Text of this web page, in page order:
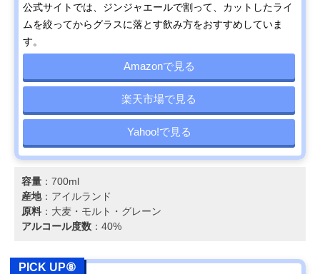
公式サイトでは、ジンジャエールで割って、カットしたライ
ムを絞ってからグラスに落とす飲み方をおすすめしていま
す。
Amazonで見る
楽天市場で見る
Yahoo!で見る
容量 ：700ml
産地：アイルランド
原料 ：大麦・モルト・グレーン
アルコール度数 ：40%
PICK UP⑧